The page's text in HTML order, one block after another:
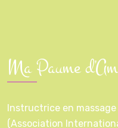
Ma Paume
Instructrice en massage
(Association